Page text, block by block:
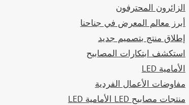
الزائرون المحترفون
أبرز معالم المعرض في جناحنا
إطلاق منتج بتصميم جديد
استكشف ابتكارات المصابيح
الأمامية LED
مفاوضات الأعمال الفردية
منتجات مصابيح LED الأمامية LED